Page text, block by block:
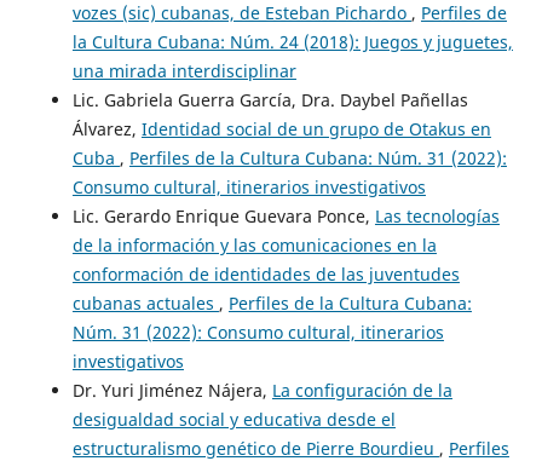
vozes (sic) cubanas, de Esteban Pichardo , Perfiles de
la Cultura Cubana: Núm. 24 (2018): Juegos y juguetes,
una mirada interdisciplinar
Lic. Gabriela Guerra García, Dra. Daybel Pañellas
Álvarez, Identidad social de un grupo de Otakus en
Cuba , Perfiles de la Cultura Cubana: Núm. 31 (2022):
Consumo cultural, itinerarios investigativos
Lic. Gerardo Enrique Guevara Ponce, Las tecnologías
de la información y las comunicaciones en la
conformación de identidades de las juventudes
cubanas actuales , Perfiles de la Cultura Cubana:
Núm. 31 (2022): Consumo cultural, itinerarios
investigativos
Dr. Yuri Jiménez Nájera, La configuración de la
desigualdad social y educativa desde el
estructuralismo genético de Pierre Bourdieu , Perfiles